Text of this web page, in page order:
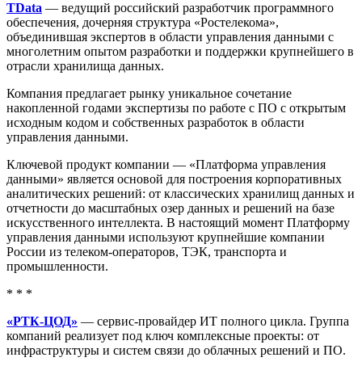
TData — ведущий российский разработчик программного
обеспечения, дочерняя структура «Ростелекома»,
объединившая экспертов в области управления данными c
многолетним опытом разработки и поддержки крупнейшего в
отрасли хранилища данных.
Компания предлагает рынку уникальное сочетание
накопленной годами экспертизы по работе с ПО с открытым
исходным кодом и собственных разработок в области
управления данными.
Ключевой продукт компании — «Платформа управления
данными» является основой для построения корпоративных
аналитических решений: от классических хранилищ данных и
отчетности до масштабных озер данных и решений на базе
искусственного интеллекта. В настоящий момент Платформу
управления данными используют крупнейшие компании
России из телеком-операторов, ТЭК, транспорта и
промышленности.
* * *
«РТК-ЦОД» — сервис-провайдер ИТ полного цикла. Группа
компаний реализует под ключ комплексные проекты: от
инфраструктуры и систем связи до облачных решений и ПО.